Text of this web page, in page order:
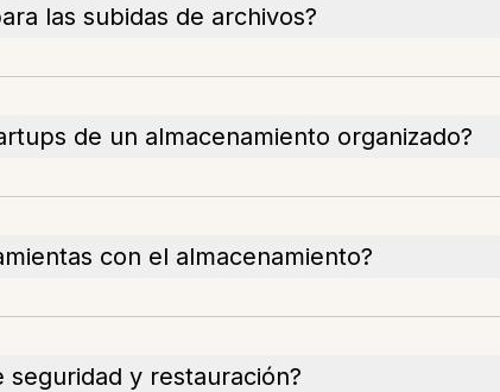
las subidas de archivos?
de un almacenamiento organizado?
con el almacenamiento?
y restauración?